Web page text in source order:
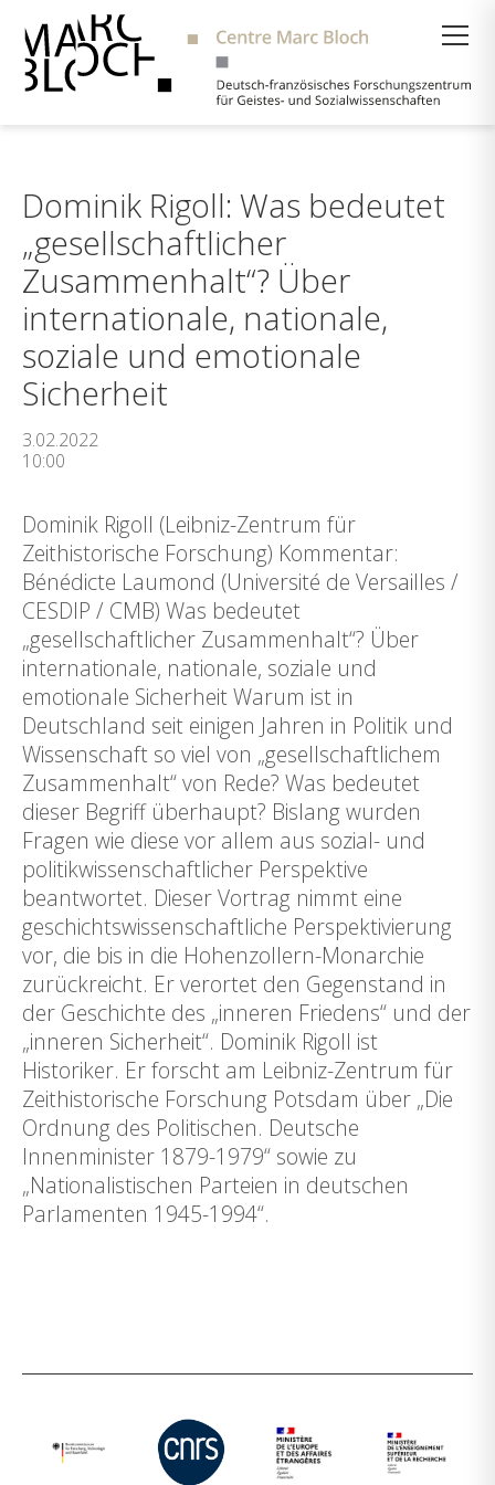
Dominik Rigoll: Was bedeutet
„gesellschaftlicher
Zusammenhalt“? Über
internationale, nationale,
soziale und emotionale
Sicherheit
3.02.2022
10:00
Dominik Rigoll (Leibniz-Zentrum für
Zeithistorische Forschung) Kommentar:
Bénédicte Laumond (Université de Versailles /
CESDIP / CMB) Was bedeutet
„gesellschaftlicher Zusammenhalt“? Über
internationale, nationale, soziale und
emotionale Sicherheit Warum ist in
Deutschland seit einigen Jahren in Politik und
Wissenschaft so viel von „gesellschaftlichem
Zusammenhalt“ von Rede? Was bedeutet
dieser Begriff überhaupt? Bislang wurden
Fragen wie diese vor allem aus sozial- und
politikwissenschaftlicher Perspektive
beantwortet. Dieser Vortrag nimmt eine
geschichtswissenschaftliche Perspektivierung
vor, die bis in die Hohenzollern-Monarchie
zurückreicht. Er verortet den Gegenstand in
der Geschichte des „inneren Friedens“ und der
„inneren Sicherheit“. Dominik Rigoll ist
Historiker. Er forscht am Leibniz-Zentrum für
Zeithistorische Forschung Potsdam über „Die
Ordnung des Politischen. Deutsche
Innenminister 1879-1979“ sowie zu
„Nationalistischen Parteien in deutschen
Parlamenten 1945-1994“.